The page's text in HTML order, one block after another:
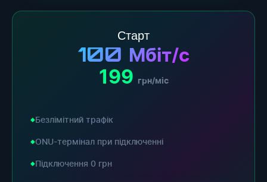
Старт
100 Мбіт/с
199 грн/міс
Безлімітний трафік
ONU-термінал при підключенні
Підключення 0 грн